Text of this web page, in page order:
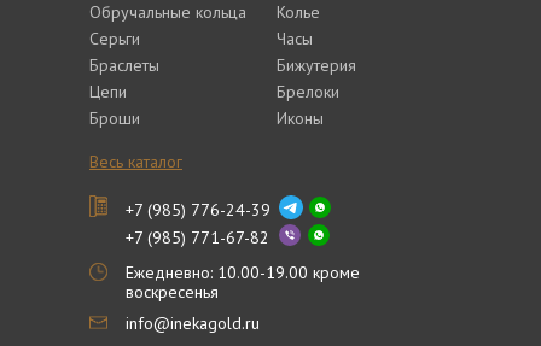
Обручальные кольца
Серьги
Браслеты
Цепи
Броши
Колье
Часы
Бижутерия
Брелоки
Иконы
Весь каталог
+7 (985) 776-24-39
+7 (985) 771-67-82
Ежедневно: 10.00-19.00 кроме
воскресенья
info@inekagold.ru